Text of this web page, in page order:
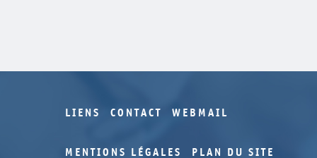
LIENS CONTACT WEBMAIL
MENTIONS LÉGALES PLAN DU SITE